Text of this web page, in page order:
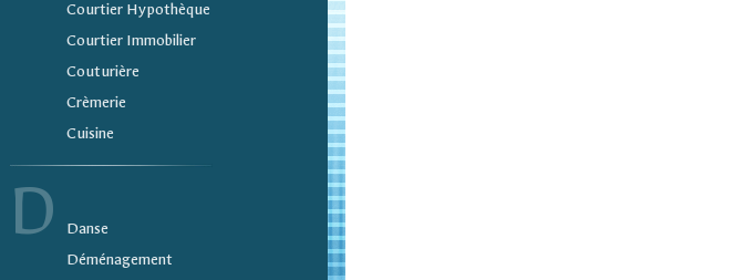
Courtier Hypothèque
Courtier Immobilier
Couturière
Crèmerie
Cuisine
D
Danse
Déménagement